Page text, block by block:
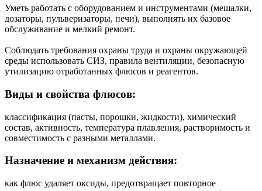
Уметь работать с оборудованием и инструментами (мешалки,
дозаторы, пульверизаторы, печи), выполнять их базовое
обслуживание и мелкий ремонт.
Соблюдать требования охраны труда и охраны окружающей
среды использовать СИЗ, правила вентиляции, безопасную
утилизацию отработанных флюсов и реагентов.
Виды и свойства флюсов:
классификация (пасты, порошки, жидкости), химический
состав, активность, температура плавления, растворимость и
совместимость с разными металлами.
Назначение и механизм действия:
как флюс удаляет оксиды, предотвращает повторное